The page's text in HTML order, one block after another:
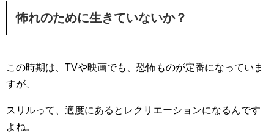
怖れのために生きていないか？
この時期は、TVや映画でも、恐怖ものが定番になっていま
すが、
スリルって、適度にあるとレクリエーションになるんです
よね。